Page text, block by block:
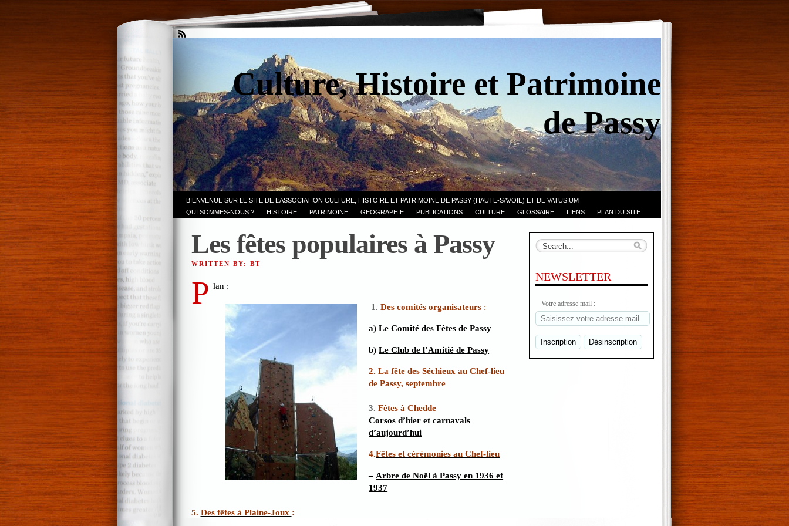
Culture, Histoire et Patrimoine
de Passy
BIENVENUE SUR LE SITE DE L’ASSOCIATION CULTURE, HISTOIRE ET PATRIMOINE DE PASSY (HAUTE-SAVOIE) ET DE VATUSIUM
QUI SOMMES-NOUS ?
HISTOIRE PATRIMOINE GEOGRAPHIE PUBLICATIONS CULTURE GLOSSAIRE LIENS PLAN DU SITE
Les fêtes populaires à Passy
WRITTEN BY: BT
P lan :
1.Des comités organisateurs :
a)Le Comité des Fêtes de Passy
b)Le Club de l’Amitié de Passy
2.La fête des Séchieux au Chef-lieu
de Passy, septembre
3.Fêtes à Chedde
Corsos d’hier et carnavals
d’aujourd’hui
4.Fêtes et cérémonies au Chef-lieu
– Arbre de Noël à Passy en 1936 et
1937
5. Des fêtes à Plaine-Joux :
NEWSLETTER
Votre adresse mail :